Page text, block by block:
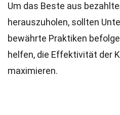
Um das Beste aus
herauszuholen, sollten
bewährte Praktiken
helfen, die Effektivität der
maximieren.